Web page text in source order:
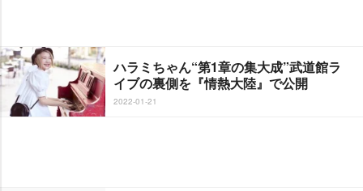
ハラミちゃん“第1章の集大成”武道館ラ
イブの裏側を『情熱大陸』で公開
2022-01-21